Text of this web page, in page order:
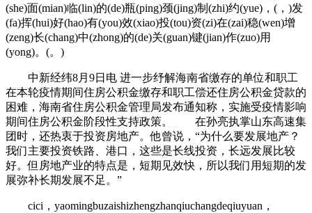
(she)面(mian)临(lin)的(de)瓶(ping)颈(jing)制(zhi)约(yue)，(，)发
(fa)挥(hui)好(hao)有(you)效(xiao)投(tou)资(zi)在(zai)稳(wen)增
(zeng)长(chang)中(zhong)的(de)关(guan)键(jian)作(zuo)用
(yong)。(。)
中新经纬8月9日电 进一步纾解海南省缴存的单位和职工
在本轮疫情期间住房公积金缴存和职工偿还住房公积金贷款的
困难，海南省住房公积金管理局发布通知称，实施受疫情影响
期间住房公积金阶段性支持政策。 在孙亮执掌山东高速集
团时，还热衷于投资房地产。他曾说，“为什么要发展地产？
我们主要投资铁路、港口，这些是长线投资，长远发展比较
好。但房地产业的特点是，短期见效快，所以我们用短期的发
展弥补长期发展不足。”
cici，yaomingbuzaishizhengzhanqiuchangdeqiuyuan，